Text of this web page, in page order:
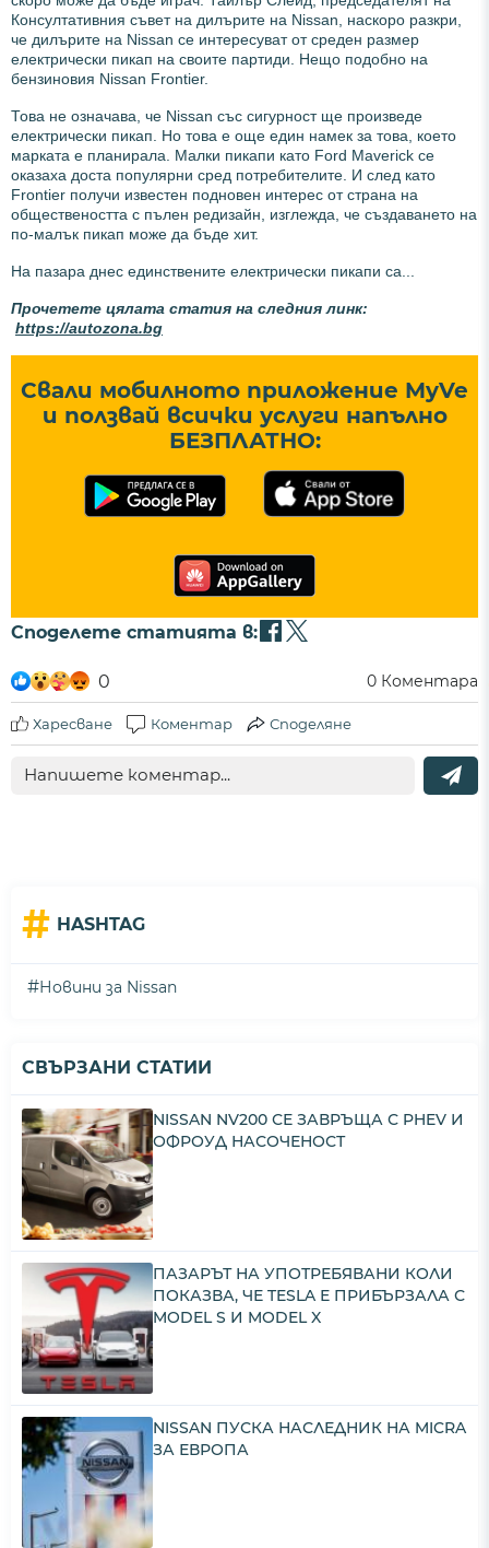
Консултативния съвет на дилърите на Nissan, наскоро разкри,
че дилърите на Nissan се интересуват от среден размер
електрически пикап на своите партиди. Нещо подобно на
бензиновия Nissan Frontier.
Това не означава, че Nissan със сигурност ще произведе
електрически пикап. Но това е още един намек за това, което
марката е планирала. Малки пикапи като Ford Maverick се
оказаха доста популярни сред потребителите. И след като
Frontier получи известен подновен интерес от страна на
обществеността с пълен редизайн, изглежда, че създаването на
по-малък пикап може да бъде хит.
На пазара днес единствените електрически пикапи са...
Прочетете цялата статия на следния линк:
https://autozona.bg
Свали мобилното приложение MyVe
и ползвай всички услуги напълно
БЕЗПЛАТНО:
Споделете статията в:
0 0 Коментара
Харесване Коментар Споделяне
# HASHTAG
#Новини за Nissan
СВЪРЗАНИ СТАТИИ
NISSAN NV200 СЕ ЗАВРЪЩА С PHEV И
ОФРОУД НАСОЧЕНОСТ
ПАЗАРЪТ НА УПОТРЕБЯВАНИ КОЛИ
ПОКАЗВА, ЧЕ TESLA Е ПРИБЪРЗАЛА С
MODEL S И MODEL X
NISSAN ПУСКА НАСЛЕДНИК НА MICRA
ЗА ЕВРОПА